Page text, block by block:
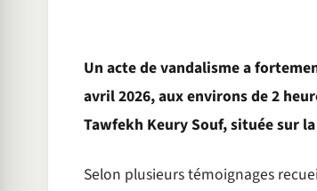
Un acte de vandalisme a
avril 2026, aux environs de 2
Tawfekh Keury Souf, située sur
Selon plusieurs témoignages